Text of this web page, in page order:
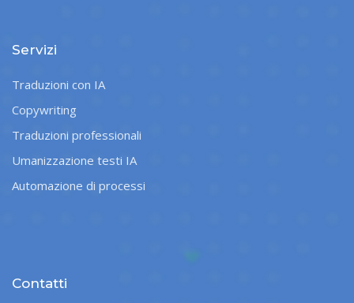
Servizi
Traduzioni con IA
Copywriting
Traduzioni professionali
Umanizzazione testi IA
Automazione di processi
Contatti